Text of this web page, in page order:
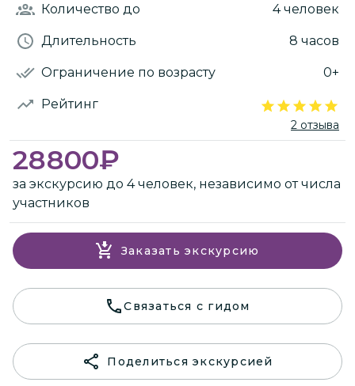
Количество до 4 человек
Длительность 8 часов
Ограничение по возрасту 0+
Рейтинг
2 отзыва
28800₽
за экскурсию до 4 человек, независимо от числа
участников
Заказать экскурсию
Связаться с гидом
Поделиться экскурсией